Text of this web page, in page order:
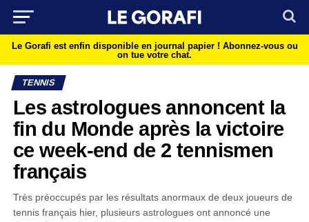
Le Gorafi est enfin disponible en journal papier ! Abonnez-vous ou
on tue votre chat.
TENNIS
Les astrologues annoncent la
fin du Monde après la victoire
ce week-end de 2 tennismen
français
Très préoccupés par les résultats anormaux de deux joueurs de
tennis français hier, plusieurs astrologues ont annoncé une